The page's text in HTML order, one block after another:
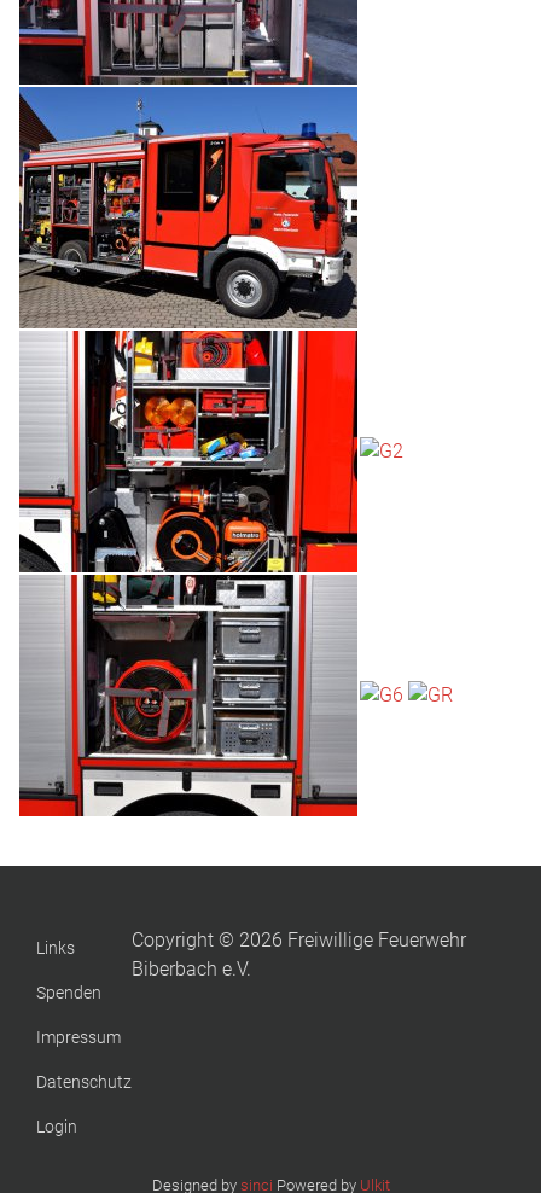
Links
Spenden
Impressum
Datenschutz
Login
Copyright © 2026 Freiwillige Feuerwehr
Biberbach e.V.
Designed by sinci Powered by Ulkit